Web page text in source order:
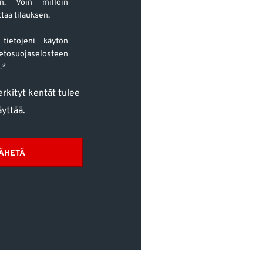
Voin milloin
tilauksen.
tietojeni käytön
kentät tulee